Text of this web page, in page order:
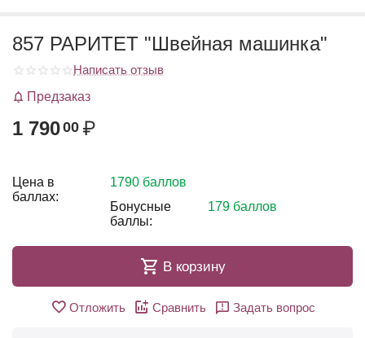
857 РАРИТЕТ "Швейная машинка"
Написать отзыв
Предзаказ
1 79000 ₽
Цена в
баллах:
1790 баллов
Бонусные
баллы:
179 баллов
В корзину
Отложить Сравнить Задать вопрос